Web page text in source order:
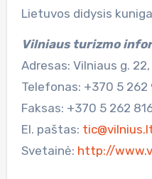
Lietuvos didysis
Vilniaus turizmo
Adresas: Vilniaus g. 22,
Telefonas: +370 5 262
Faksas: +370 5 262
El. paštas:
Svetainė: http://